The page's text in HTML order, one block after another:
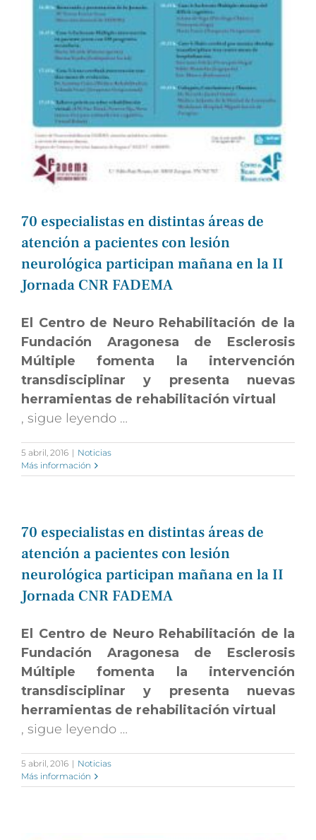
70 especialistas en distintas áreas de
atención a pacientes con lesión
neurológica participan mañana en la II
Jornada CNR FADEMA
El Centro de Neuro Rehabilitación de la
Fundación Aragonesa de Esclerosis
Múltiple fomenta la intervención
transdisciplinar y presenta nuevas
herramientas de rehabilitación virtual
, sigue leyendo …
5 abril, 2016 | Noticias
Más información
70 especialistas en distintas áreas de
atención a pacientes con lesión
neurológica participan mañana en la II
Jornada CNR FADEMA
El Centro de Neuro Rehabilitación de la
Fundación Aragonesa de Esclerosis
Múltiple fomenta la intervención
transdisciplinar y presenta nuevas
herramientas de rehabilitación virtual
, sigue leyendo …
5 abril, 2016 | Noticias
Más información